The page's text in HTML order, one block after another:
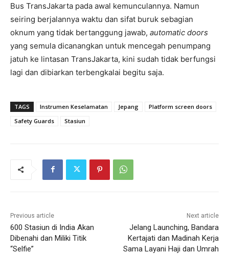
Bus TransJakarta pada awal kemunculannya. Namun
seiring berjalannya waktu dan sifat buruk sebagian
oknum yang tidak bertanggung jawab, automatic doors
yang semula dicanangkan untuk mencegah penumpang
jatuh ke lintasan TransJakarta, kini sudah tidak berfungsi
lagi dan dibiarkan terbengkalai begitu saja.
TAGS Instrumen Keselamatan Jepang
Platform screen doors
Safety Guards
Stasiun
Previous article
600 Stasiun di India Akan
Dibenahi dan Miliki Titik
“Selfie”
Next article
Jelang Launching, Bandara
Kertajati dan Madinah Kerja
Sama Layani Haji dan Umrah